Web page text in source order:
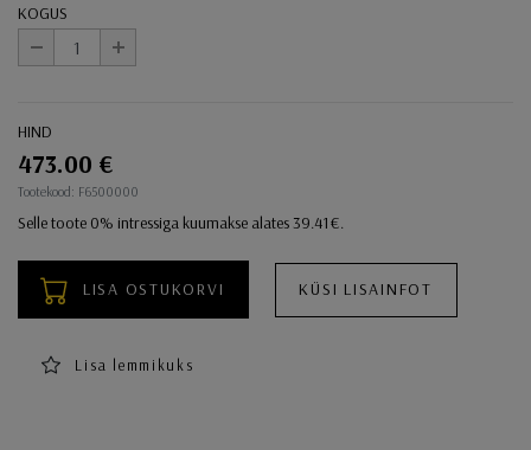
KOGUS
+
Ostukorvi toimingud
HIND
473.00 €
Tootekood: F6500000
Selle toote 0% intressiga kuumakse alates 39.41€.
LISA OSTUKORVI KÜSI LISAINFOT
Lisa lemmikuks